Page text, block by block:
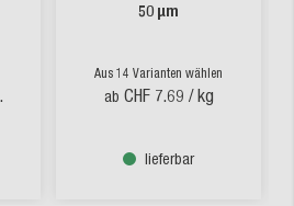
50 µm
Aus 14 Varianten wählen
ab CHF 7.69 / kg
lieferbar